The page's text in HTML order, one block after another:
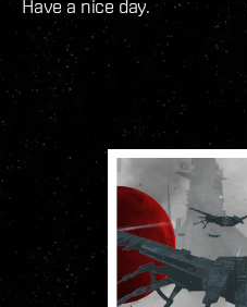
Have a nice day.